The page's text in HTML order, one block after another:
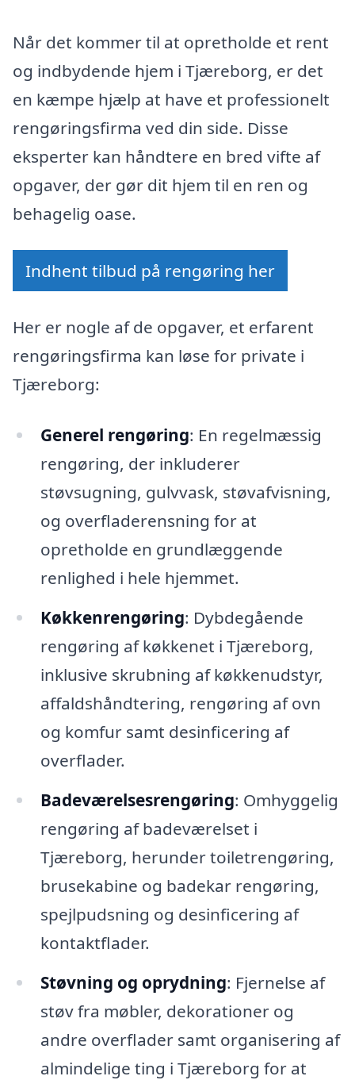
Når det kommer til at opretholde et rent
og indbydende hjem i Tjæreborg, er det
en kæmpe hjælp at have et professionelt
rengøringsfirma ved din side. Disse
eksperter kan håndtere en bred vifte af
opgaver, der gør dit hjem til en ren og
behagelig oase.
Indhent tilbud på rengøring her
Her er nogle af de opgaver, et erfarent
rengøringsfirma kan løse for private i
Tjæreborg:
Generel rengøring: En regelmæssig
rengøring, der inkluderer
støvsugning, gulvvask, støvafvisning,
og overfladerensning for at
opretholde en grundlæggende
renlighed i hele hjemmet.
Køkkenrengøring: Dybdegående
rengøring af køkkenet i Tjæreborg,
inklusive skrubning af køkkenudstyr,
affaldshåndtering, rengøring af ovn
og komfur samt desinficering af
overflader.
Badeværelsesrengøring: Omhyggelig
rengøring af badeværelset i
Tjæreborg, herunder toiletrengøring,
brusekabine og badekar rengøring,
spejlpudsning og desinficering af
kontaktflader.
Støvning og oprydning: Fjernelse af
støv fra møbler, dekorationer og
andre overflader samt organisering af
almindelige ting i Tjæreborg for at